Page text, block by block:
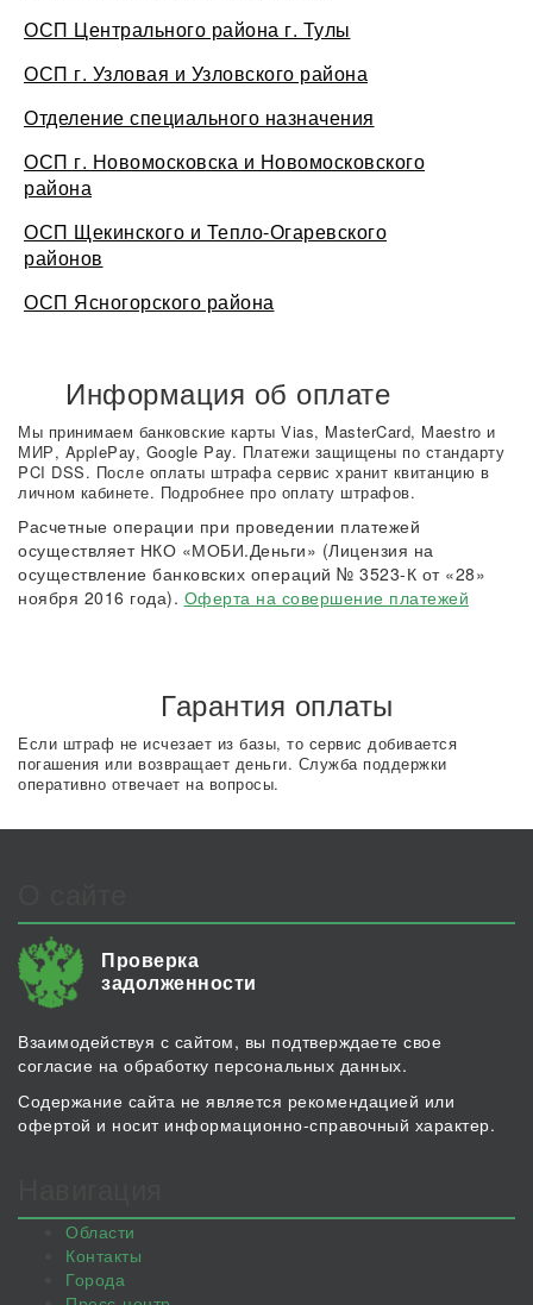
ОСП Центрального района г. Тулы
ОСП г. Узловая и Узловского района
Отделение специального назначения
ОСП г. Новомосковска и Новомосковского
района
ОСП Щекинского и Тепло-Огаревского
районов
ОСП Ясногорского района
Информация об оплате
Мы принимаем банковские карты Vias, MasterCard, Maestro и
МИР, ApplePay, Google Pay. Платежи защищены по стандарту
PCI DSS. После оплаты штрафа сервис хранит квитанцию в
личном кабинете. Подробнее про оплату штрафов.
Расчетные операции при проведении платежей
осуществляет НКО «МОБИ.Деньги» (Лицензия на
осуществление банковских операций № 3523-К от «28»
ноября 2016 года). Оферта на совершение платежей
Гарантия оплаты
Если штраф не исчезает из базы, то сервис добивается
погашения или возвращает деньги. Служба поддержки
оперативно отвечает на вопросы.
Проверка
задолженности
Взаимодействуя с сайтом, вы подтверждаете свое
согласие на обработку персональных данных.
Содержание сайта не является рекомендацией или
офертой и носит информационно-справочный характер.
Области
Контакты
Города